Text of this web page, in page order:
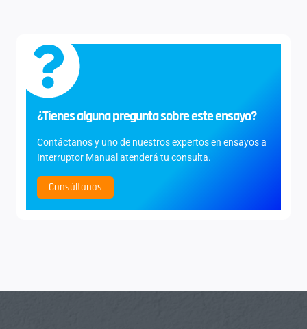
¿Tienes alguna pregunta sobre este ensayo?
Contáctanos y uno de nuestros expertos en ensayos a
Interruptor Manual atenderá tu consulta.
Consúltanos